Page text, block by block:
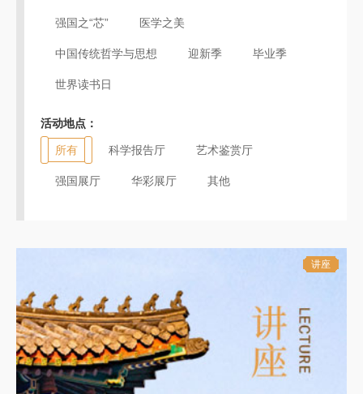
强国之“芯” 医学之美
中国传统哲学与思想 迎新季 毕业季
世界读书日
活动地点：
所有 科学报告厅 艺术鉴赏厅
强国展厅 华彩展厅 其他
讲座